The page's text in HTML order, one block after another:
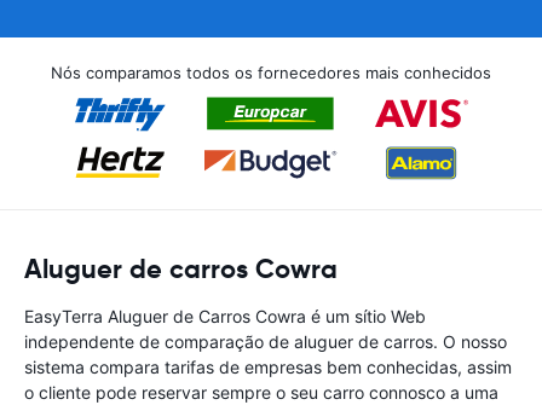
Nós comparamos todos os fornecedores mais conhecidos
Aluguer de carros Cowra
EasyTerra Aluguer de Carros Cowra é um sítio Web
independente de comparação de aluguer de carros. O nosso
sistema compara tarifas de empresas bem conhecidas, assim
o cliente pode reservar sempre o seu carro connosco a uma